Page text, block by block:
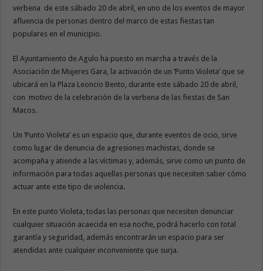
verbena de este sábado 20 de abril, en uno de los eventos de mayor
afluencia de personas dentro del marco de estas fiestas tan
populares en el municipio.
El Ayuntamiento de Agulo ha puesto en marcha a través de la
Asociación de Mujeres Gara, la activación de un ‘Punto Violeta’ que se
ubicará en la Plaza Leoncio Bento, durante este sábado 20 de abril,
con motivo de la celebración de la verbena de las fiestas de San
Macos.
Un ‘Punto Violeta’ es un espacio que, durante eventos de ocio, sirve
como lugar de denuncia de agresiones machistas, donde se
acompaña y atiende a las víctimas y, además, sirve como un punto de
información para todas aquellas personas que necesiten saber cómo
actuar ante este tipo de violencia.
En este punto Violeta, todas las personas que necesiten denunciar
cualquier situación acaecida en esa noche, podrá hacerlo con total
garantía y seguridad, además encontrarán un espacio para ser
atendidas ante cualquier inconveniente que surja.